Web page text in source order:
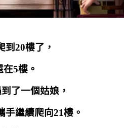
到 20樓了，
在5樓。
了一個姑娘，
手繼續爬向21樓。